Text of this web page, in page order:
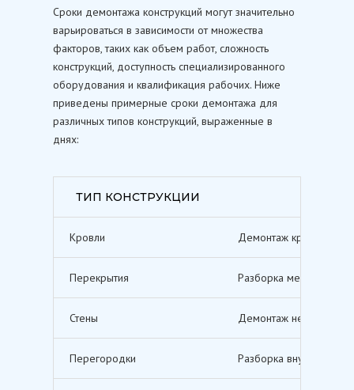
Сроки демонтажа конструкций могут значительно
варьироваться в зависимости от множества
факторов, таких как объем работ, сложность
конструкций, доступность специализированного
оборудования и квалификация рабочих. Ниже
приведены примерные сроки демонтажа для
различных типов конструкций, выраженные в
днях:
ТИП КОНСТРУКЦИИ
Кровли Демонтаж кровельных
Перекрытия Разборка межэтажных
Стены Демонтаж несущих и
Перегородки Разборка внутренних